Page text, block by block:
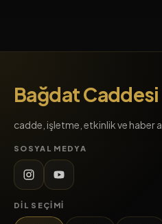
Bağdat Caddesi
cadde, işletme, etkinlik ve haber
SOSYAL MEDYA
DIL SEÇIMI